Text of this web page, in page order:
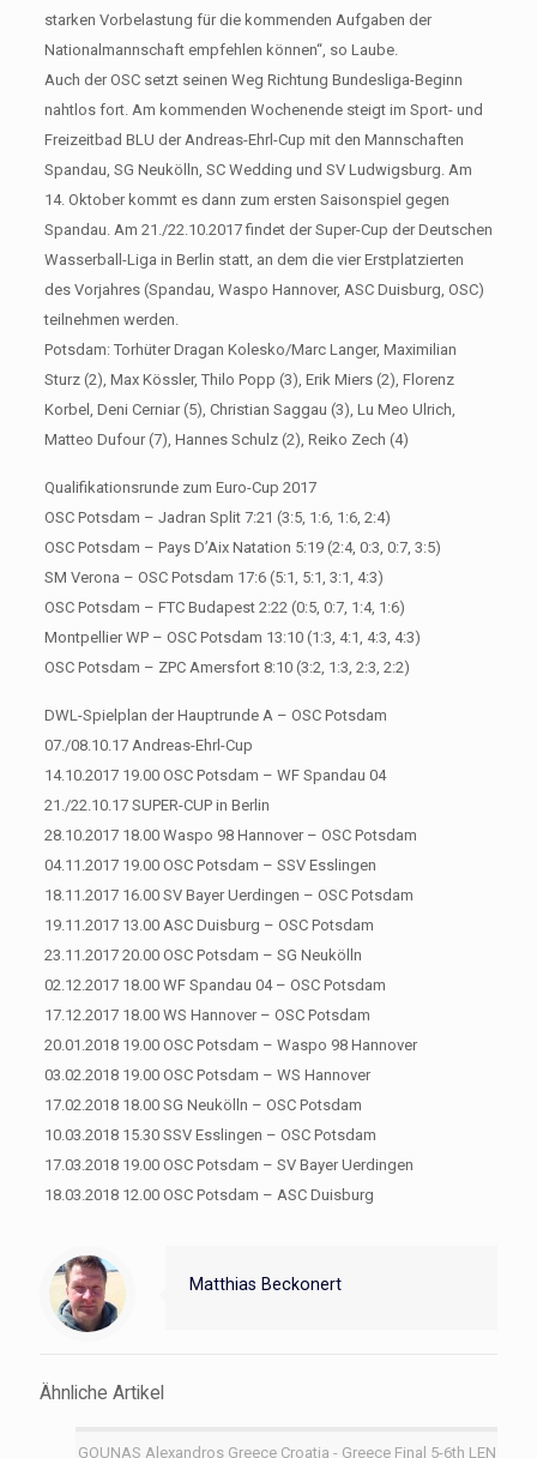
starken Vorbelastung für die kommenden Aufgaben der
Nationalmannschaft empfehlen können“, so Laube.
Auch der OSC setzt seinen Weg Richtung Bundesliga-Beginn
nahtlos fort. Am kommenden Wochenende steigt im Sport- und
Freizeitbad BLU der Andreas-Ehrl-Cup mit den Mannschaften
Spandau, SG Neukölln, SC Wedding und SV Ludwigsburg. Am
14. Oktober kommt es dann zum ersten Saisonspiel gegen
Spandau. Am 21./22.10.2017 findet der Super-Cup der Deutschen
Wasserball-Liga in Berlin statt, an dem die vier Erstplatzierten
des Vorjahres (Spandau, Waspo Hannover, ASC Duisburg, OSC)
teilnehmen werden.
Potsdam: Torhüter Dragan Kolesko/Marc Langer, Maximilian
Sturz (2), Max Kössler, Thilo Popp (3), Erik Miers (2), Florenz
Korbel, Deni Cerniar (5), Christian Saggau (3), Lu Meo Ulrich,
Matteo Dufour (7), Hannes Schulz (2), Reiko Zech (4)
Qualifikationsrunde zum Euro-Cup 2017
OSC Potsdam – Jadran Split 7:21 (3:5, 1:6, 1:6, 2:4)
OSC Potsdam – Pays D’Aix Natation 5:19 (2:4, 0:3, 0:7, 3:5)
SM Verona – OSC Potsdam 17:6 (5:1, 5:1, 3:1, 4:3)
OSC Potsdam – FTC Budapest 2:22 (0:5, 0:7, 1:4, 1:6)
Montpellier WP – OSC Potsdam 13:10 (1:3, 4:1, 4:3, 4:3)
OSC Potsdam – ZPC Amersfort 8:10 (3:2, 1:3, 2:3, 2:2)
DWL-Spielplan der Hauptrunde A – OSC Potsdam
07./08.10.17 Andreas-Ehrl-Cup
14.10.2017 19.00 OSC Potsdam – WF Spandau 04
21./22.10.17 SUPER-CUP in Berlin
28.10.2017 18.00 Waspo 98 Hannover – OSC Potsdam
04.11.2017 19.00 OSC Potsdam – SSV Esslingen
18.11.2017 16.00 SV Bayer Uerdingen – OSC Potsdam
19.11.2017 13.00 ASC Duisburg – OSC Potsdam
23.11.2017 20.00 OSC Potsdam – SG Neukölln
02.12.2017 18.00 WF Spandau 04 – OSC Potsdam
17.12.2017 18.00 WS Hannover – OSC Potsdam
20.01.2018 19.00 OSC Potsdam – Waspo 98 Hannover
03.02.2018 19.00 OSC Potsdam – WS Hannover
17.02.2018 18.00 SG Neukölln – OSC Potsdam
10.03.2018 15.30 SSV Esslingen – OSC Potsdam
17.03.2018 19.00 OSC Potsdam – SV Bayer Uerdingen
18.03.2018 12.00 OSC Potsdam – ASC Duisburg
Matthias Beckonert
Ähnliche Artikel
GOUNAS Alexandros Greece Croatia - Greece Final 5-6th LEN